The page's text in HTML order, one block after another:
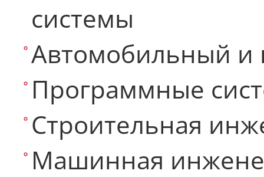
системы
Автомобильный и
Программные
Строительная
Машинная